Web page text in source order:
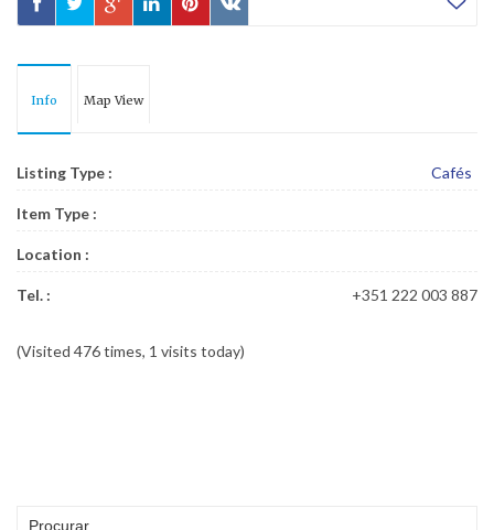
Info Map View
Listing Type : Cafés
Item Type :
Location :
Tel. : +351 222 003 887
(Visited 476 times, 1 visits today)